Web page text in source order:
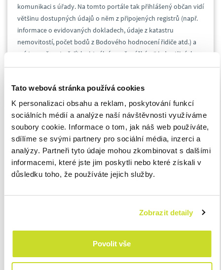
Tato webová stránka používá cookies
K personalizaci obsahu a reklam, poskytování funkcí
sociálních médií a analýze naší návštěvnosti využíváme
soubory cookie. Informace o tom, jak náš web používáte,
sdílíme se svými partnery pro sociální média, inzerci a
analýzy. Partneři tyto údaje mohou zkombinovat s dalšími
informacemi, které jste jim poskytli nebo které získali v
důsledku toho, že používáte jejich služby.
Zobrazit detaily
Povolit vše
komunikaci s úřady. Na tomto portále tak přihlášený občan vidí
většinu dostupných údajů o něm z připojených registrů (např.
informace o evidovaných dokladech, údaje z katastru
nemovitostí, počet bodů z Bodového hodnocení řidiče atd.) a
má tu možnost přejít k virtuálním „přepážkám“ jednotlivých
úřadů, které již část své agendy online nabízejí. Můžete tak
zabezpečení, Ministerstvem práce a sociálních věcí či Úřadem
práce. Zajímavou možností je i propojení s Datovou schránkou
daného občana, takže můžete se zprávami pracovat přímo z
portálu bez další nutnosti přihlášení. Ministerstvo vnitra uvádí
tento přehled funkcí a služeb:
Výpis bodového hodnocení řidiče.
Založení datové schránky.
Informace z katastru nemovitostí.
Přístup k eReceptu.